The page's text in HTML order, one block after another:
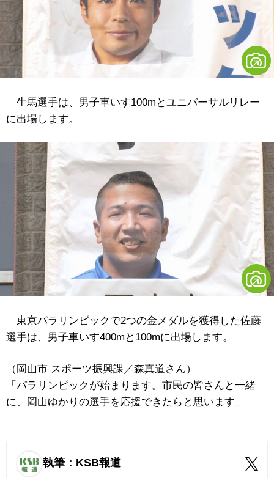
生馬選手は、男子車いす100mとユニバーサルリレー
に出場します。
東京パラリンピックで2つの金メダルを獲得した佐藤
選手は、男子車いす400mと100mに出場します。
（岡山市 スポーツ振興課／森真道さん）
「パラリンピックが始まります。市民の皆さんと一緒
に、岡山ゆかりの選手を応援できたらと思います」
執筆：KSB報道